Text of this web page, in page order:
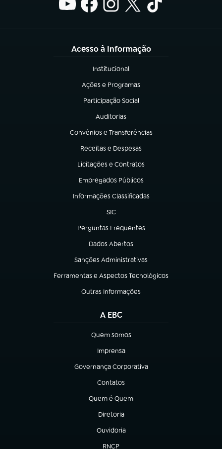
Acesso à Informação
Institucional
(abre em nova aba)
Ações e Programas
(abre em nova aba)
Participação Social
(abre em nova aba)
Auditorias
(abre em nova aba)
Convênios e Transferências
(abre em nova aba)
Receitas e Despesas
(abre em nova aba)
Licitações e Contratos
(abre em nova aba)
Empregados Públicos
(abre em nova aba)
Informações Classificadas
(abre em nova aba)
SIC
(abre em nova aba)
Perguntas Frequentes
(abre em nova aba)
Dados Abertos
(abre em nova aba)
Sanções Administrativas
(abre em nova aba)
Ferramentas e Aspectos Tecnológicos
(abre em nova aba)
Outras Informações
(abre em nova aba)
A EBC
Quem somos
(abre em nova aba)
Imprensa
(abre em nova aba)
Governança Corporativa
(abre em nova aba)
Contatos
(abre em nova aba)
Quem é Quem
(abre em nova aba)
Diretoria
(abre em nova aba)
Ouvidoria
(abre em nova aba)
RNCP